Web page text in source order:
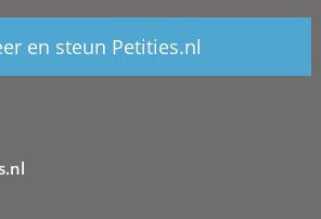
en steun Petities.nl